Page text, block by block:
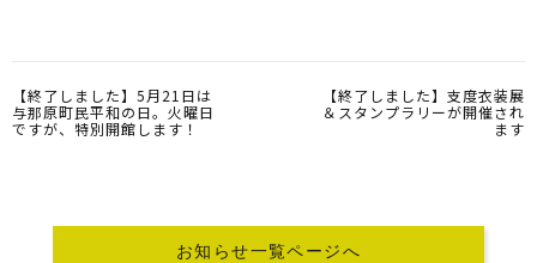
【終了しました】5月21日は
与那原町民平和の日。火曜日
ですが、特別開館します！
【終了しました】支度衣装展
＆スタンプラリーが開催され
ます
お知らせ一覧ページへ